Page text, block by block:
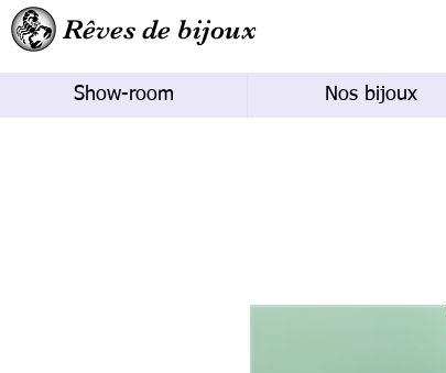
Rêves de bijoux
Show-room Nos bijoux